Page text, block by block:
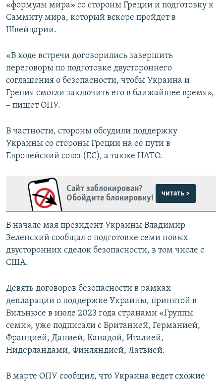
«формулы мира» со стороны Греции и подготовку к
Саммиту мира, который вскоре пройдет в
Швейцарии.
«В ходе встречи договорились завершить
переговоры по подготовке двустороннего
соглашения о безопасности, чтобы Украина и
Греция смогли заключить его в ближайшее время»,
– пишет ОПУ.
В частности, стороны обсудили поддержку
Украины со стороны Греции на ее пути в
Европейский союз (ЕС), а также НАТО.
Сайт заблокирован?
Обойдите блокировку!
читать >
В начале мая президент Украины Владимир
Зеленский сообщал о подготовке семи новых
двусторонних сделок безопасности, в том числе с
США.
Девять договоров безопасности в рамках
декларации о поддержке Украины, принятой в
Вильнюсе в июле 2023 года странами «Группы
семи», уже подписали с Британией, Германией,
Францией, Данией, Канадой, Италией,
Нидерландами, Финляндией, Латвией.
В марте ОПУ сообщил, что Украина ведет схожие